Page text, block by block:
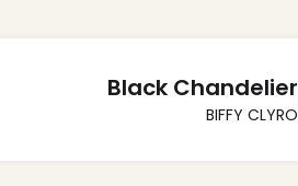
Black Chandelier
BIFFY CLYRO